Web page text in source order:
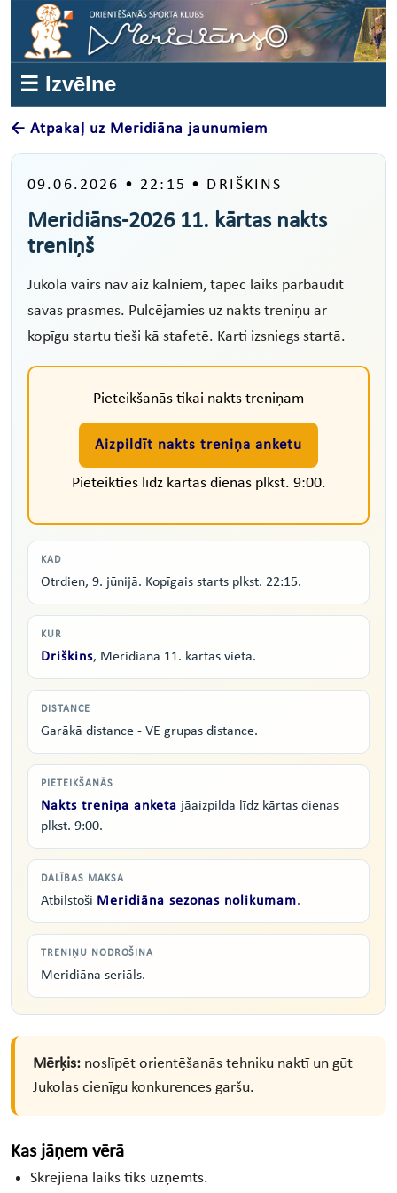
☰ Izvēlne
← Atpakaļ uz Meridiāna jaunumiem
09.06.2026 • 22:15 • DRIŠKINS
Meridiāns-2026 11. kārtas nakts
treniņš
Jukola vairs nav aiz kalniem, tāpēc laiks pārbaudīt
savas prasmes. Pulcējamies uz nakts treniņu ar
kopīgu startu tieši kā stafetē. Karti izsniegs startā.
Pieteikšanās tikai nakts treniņam
Aizpildīt nakts treniņa anketu
Pieteikties līdz kārtas dienas plkst. 9:00.
KAD
Otrdien, 9. jūnijā. Kopīgais starts plkst. 22:15.
KUR
Driškins, Meridiāna 11. kārtas vietā.
DISTANCE
Garākā distance - VE grupas distance.
PIETEIKŠANĀS
Nakts treniņa anketa jāaizpilda līdz kārtas dienas
plkst. 9:00.
DALĪBAS MAKSA
Atbilstoši Meridiāna sezonas nolikumam.
TRENIŅU NODROŠINA
Meridiāna seriāls.
Mērķis: noslīpēt orientēšanās tehniku naktī un gūt
Jukolas cienīgu konkurences garšu.
Kas jāņem vērā
Skrējiena laiks tiks uzņemts.